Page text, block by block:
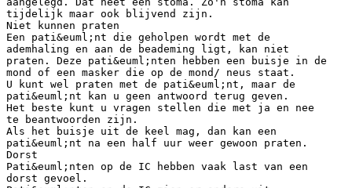
tijdelijk maar ook blijvend zijn.
Niet kunnen praten
Een pati&euml;nt die geholpen wordt met de
ademhaling en aan de beademing ligt, kan niet
praten. Deze pati&euml;nten hebben een buisje in de
mond of een masker die op de mond/ neus staat.
U kunt wel praten met de pati&euml;nt, maar de
pati&euml;nt kan u geen antwoord terug geven.
Het beste kunt u vragen stellen die met ja en nee
te beantwoorden zijn.
Als het buisje uit de keel mag, dan kan een
pati&euml;nt na een half uur weer gewoon praten.
Dorst
Pati&euml;nten op de IC hebben vaak last van een
dorst gevoel.